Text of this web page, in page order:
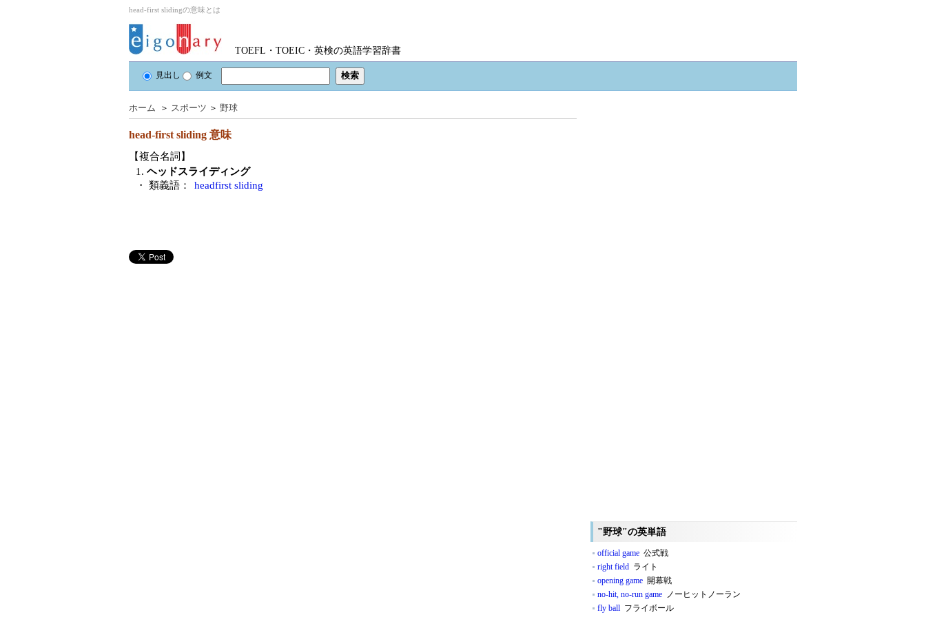
head-first slidingの意味とは
TOEFL・TOEIC・英検の英語学習辞書
見出し 例文
ホーム ＞ スポーツ ＞ 野球
head-first sliding 意味
【複合名詞】
1. ヘッドスライディング
・ 類義語：
headfirst sliding
"野球"の英単語
official game 公式戦
right field ライト
opening game 開幕戦
no‐hit, no‐run game ノーヒットノーラン
fly ball フライボール